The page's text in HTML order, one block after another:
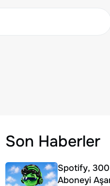
Son Haberler
Spotify,
Aboneyi